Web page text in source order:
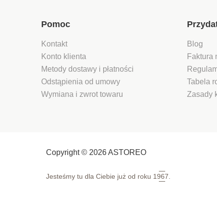
na
LCD z
łatwe w
działania
Pomoc
Kontakt
Konto klienta
Metody dostawy i płatności
Odstąpienia od umowy
Wymiana i zwrot towaru
Blog
Faktura
Tabela
Zasady
Copyright © 2026 ASTOREO
Jesteśmy tu dla Ciebie już od roku 1967.